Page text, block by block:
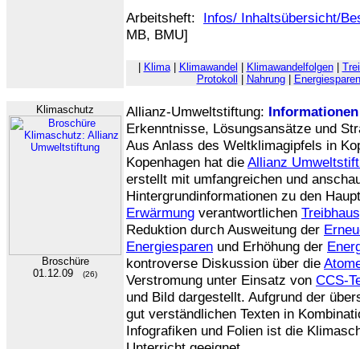
Arbeitsheft: Infos/ Inhaltsübersicht/
MB, BMU]
Klima| Klimawandel Klimawandelfolgen|
Protokoll
Nahrung| Energiesparen
Klimaschutz
Broschüre
01.12.09
(26)
Allianz-Umweltstiftung:
Erkenntnisse, Lösungsansätze und
Aus Anlass des Weltklimagipfels in
Kopenhagen hat die Allianz
erstellt mit umfangreichen und
Hintergrundinformationen zu den
Erwärmung verantwortlichen
Reduktion durch Ausweitung der
Energiesparen und Erhöhung der
kontroverse Diskussion über die
Verstromung unter Einsatz von CCS-
und Bild dargestellt. Aufgrund der
gut verständlichen Texten in
Infografiken und Folien ist die